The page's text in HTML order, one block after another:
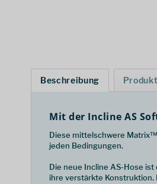
Beschreibung
Mit der Incline AS
Diese mittelschwere
jeden Bedingungen.
Die neue Incline AS-Hose
ihre verstärkte Konstruktion.